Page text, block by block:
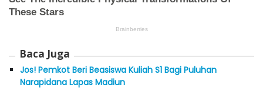
Baca Juga
Jos! Pemkot Beri Beasiswa Kuliah S1 Bagi Puluhan
Narapidana Lapas Madiun